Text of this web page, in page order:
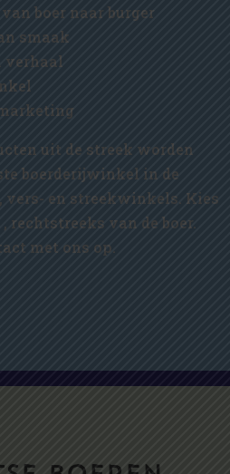
boer naar burger
smaak
verhaal
uit de streek worden
boerderijwinkel in de
vers- en streekwinkels. Kies
van de boer.
met ons op.